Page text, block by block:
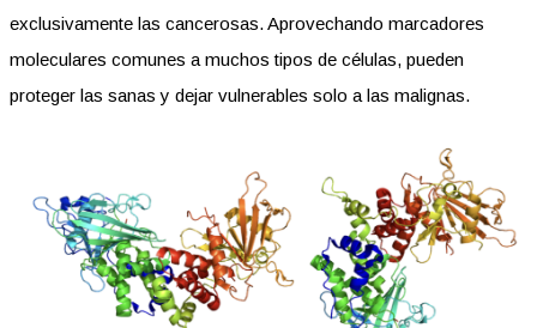
exclusivamente las cancerosas. Aprovechando marcadores
moleculares comunes a muchos tipos de células, pueden
proteger las sanas y dejar vulnerables solo a las malignas.